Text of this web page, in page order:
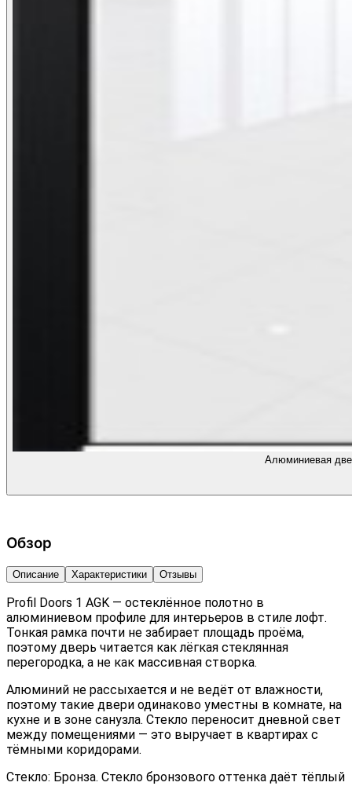
Алюминиевая
Обзор
Описание Характеристики Отзывы
Profil Doors 1 AGK — остеклённое полотно в
алюминиевом профиле для интерьеров в стиле лофт.
Тонкая рамка почти не забирает площадь проёма,
поэтому дверь читается как лёгкая стеклянная
перегородка, а не как массивная створка.
Алюминий не рассыхается и не ведёт от влажности,
поэтому такие двери одинаково уместны в комнате, на
кухне и в зоне санузла. Стекло переносит дневной свет
между помещениями — это выручает в квартирах с
тёмными коридорами.
Стекло: Бронза. Стекло бронзового оттенка даёт тёплый